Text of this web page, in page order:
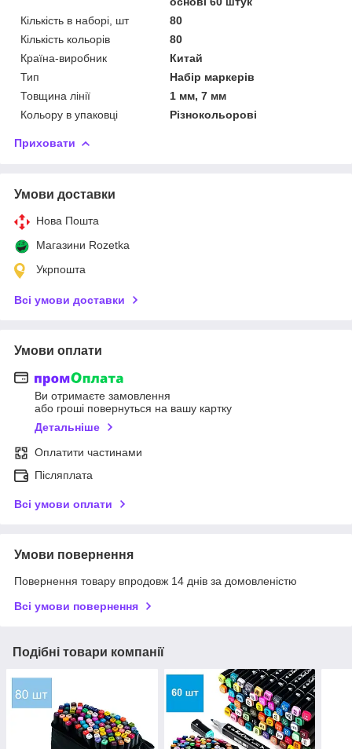
Кількість в наборі, шт
80
Кількість кольорів
80
Країна-виробник
Китай
Тип
Набір маркерів
Товщина лінії
1 мм, 7 мм
Кольору в упаковці
Різнокольорові
Приховати
Умови доставки
Нова Пошта
Магазини Rozetka
Укрпошта
Всі умови доставки
Умови оплати
Ви отримаєте замовлення
або гроші повернуться на вашу картку
Детальніше
Оплатити частинами
Післяплата
Всі умови оплати
Умови повернення
Повернення товару впродовж 14 днів за домовленістю
Всі умови повернення
Подібні товари компанії